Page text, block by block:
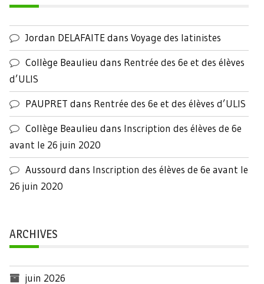
Jordan DELAFAITEdans Voyage des latinistes
Collège Beaulieu dans Rentrée des 6e et des élèves
d’ULIS
PAUPRET dans Rentrée des 6e et des élèves d’ULIS
Collège Beaulieu dans Inscription des élèves de 6e
avant le 26 juin 2020
Aussourd dans Inscription des élèves de 6e avant le
26 juin 2020
ARCHIVES
juin 2026